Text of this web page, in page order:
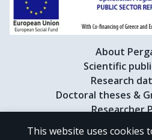
About
Scientific
Research
Doctoral theses &
Researcher
This website uses cookies